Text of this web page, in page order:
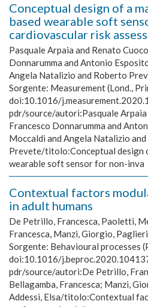
Conceptual design of a
based wearable soft
cardiovascular risk
Pasquale Arpaia and Renato
Donnarumma and Antonio
Angela Natalizio and Roberto
Sorgente: Measurement (Lond.,
doi:10.1016/
pdr/source/autori:Pasquale Arpaia
Francesco Donnarumma and
Moccaldi and Angela Natalizio
Prevete/titolo:Conceptual design
wearable soft sensor for non-inva
Contextual factors
in adult humans
De Petrillo, Francesca, Paoletti,
Francesca, Manzi, Giorgio,
Sorgente: Behavioural processes
doi:10.1016/
pdr/source/autori:De Petrillo,
Bellagamba, Francesca; Manzi,
Addessi, Elsa/titolo:Contextual